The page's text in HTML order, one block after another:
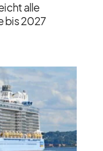
alle
bis 2027